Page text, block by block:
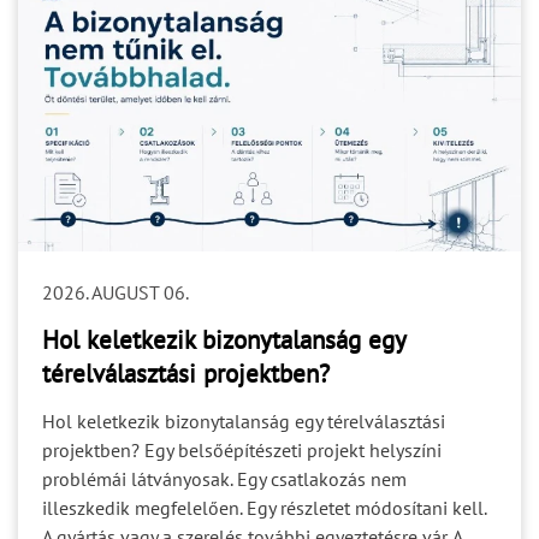
2026. AUGUST 06.
Hol keletkezik bizonytalanság egy
térelválasztási projektben?
Hol keletkezik bizonytalanság egy térelválasztási
projektben? Egy belsőépítészeti projekt helyszíni
problémái látványosak. Egy csatlakozás nem
illeszkedik megfelelően. Egy részletet módosítani kell.